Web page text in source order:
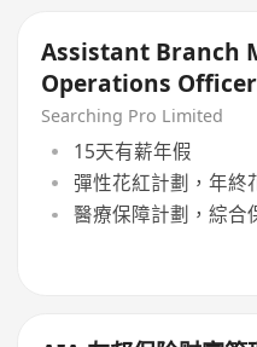
Assistant Branch
Operations
務公司
Searching Pro Limited
15天有薪年假
彈性花紅計劃，年終
醫療保障計劃，綜合